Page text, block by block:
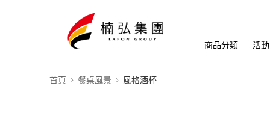
商品分類 活
首頁 餐桌風景 風格酒杯